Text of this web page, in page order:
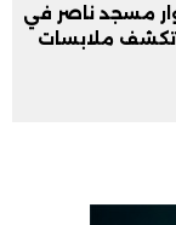
مسجد ناصر في
تكشف ملابسات